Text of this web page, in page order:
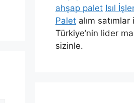
ahşap palet Isıl
Palet alım
Türkiye’nin lider
sizinle.